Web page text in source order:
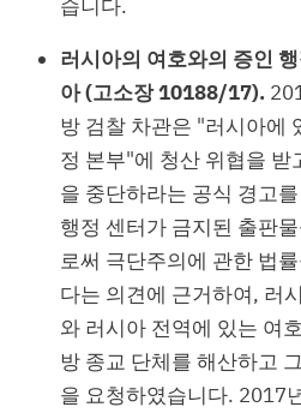
습니다.
러시아의 여호와의 증인
아 (고소장 10188/17).
방 검찰 차관은 "러시아에
정 본부"에 청산 위협을
을 중단하라는 공식 경고
행정 센터가 금지된 출판
로써 극단주의에 관한 법
다는 의견에 근거하여, 러
와 러시아 전역에 있는 여
방 종교 단체를 해산하고
을 요청하였습니다. 2017